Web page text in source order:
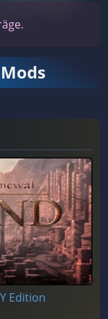
Edition